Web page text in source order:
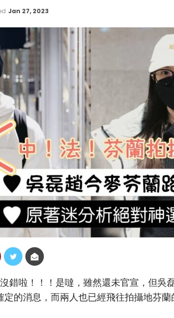
Jan 27, 2023
錯啦！！！是噠，雖然還未官宣，但吳
的消息，而兩人也已經飛往拍攝地芬